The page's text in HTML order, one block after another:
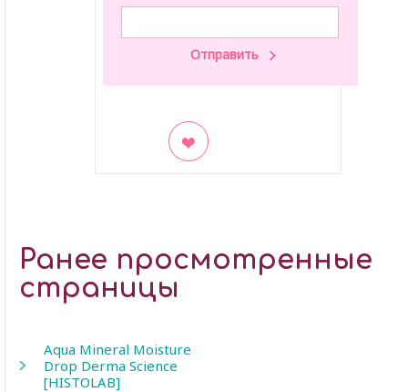
Ранее просмотренные
страницы
Aqua Mineral Moisture
Drop Derma Science
[HISTOLAB]